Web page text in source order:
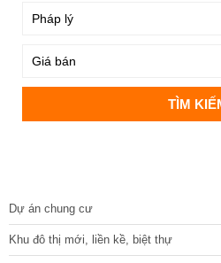
Dự án chung cư
Khu đô thị mới, liền kề, biệt thự